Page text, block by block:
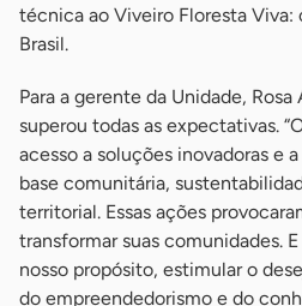
técnica ao Viveiro Floresta
Brasil.
Para a gerente da Unidade,
superou todas as expectativas.
acesso a soluções inovadoras e
base comunitária,
territorial. Essas ações
transformar suas comunidades.
nosso propósito, estimular o
do empreendedorismo e do